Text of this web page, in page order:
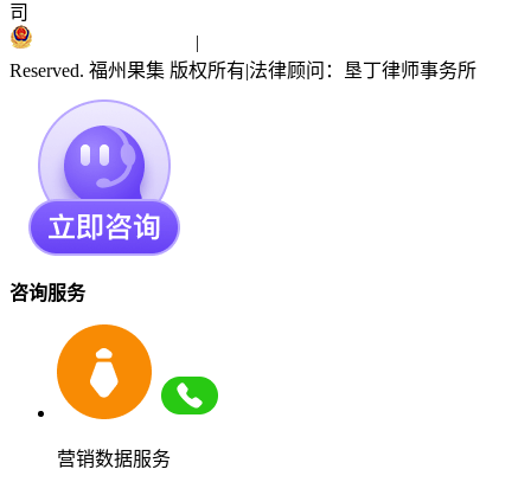
司
|
Reserved. 福州果集 版权所有|法律顾问：垦丁律师事务所
咨询服务
营销数据服务